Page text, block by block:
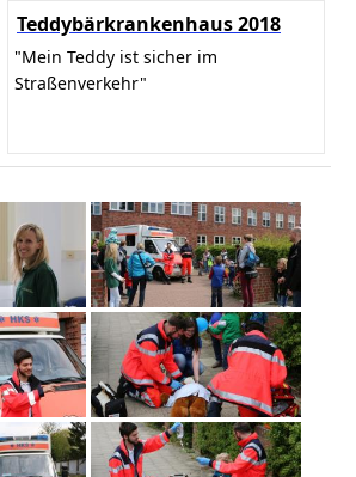
Teddybärkrankenhaus 2018
"Mein Teddy ist sicher im
Straßenverkehr"